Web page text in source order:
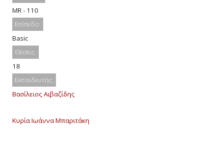
MR - 110
Επίπεδο:
Basic
Θέσεις:
18
Εκπαιδευτής:
Βασίλειος Αιβαζίδης
Κυρία Ιωάννα Μπαριτάκη